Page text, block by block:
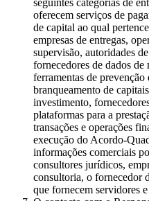
seguintes categorias de
oferecem serviços de
de capital ao qual
empresas de entregas,
supervisão, autoridades
fornecedores de dados
ferramentas de
branqueamento de
investimento,
plataformas para a
transações e operações
execução do Acordo-
informações comerciais
consultores jurídicos,
consultoria, o fornecedor
que fornecem servidores